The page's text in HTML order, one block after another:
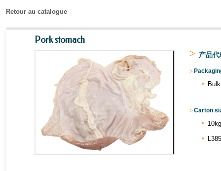
Retour au catalogue
Pork stomach
> 产品
>
Bulk
>Carton